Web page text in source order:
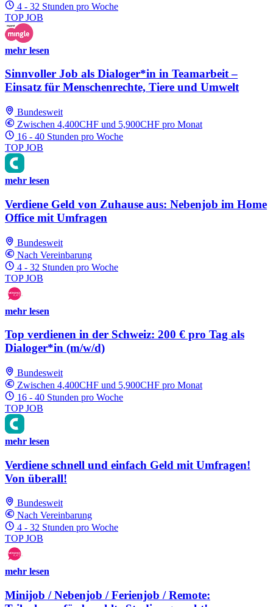
4 - 32 Stunden pro Woche
TOP JOB
mehr lesen
Sinnvoller Job als Dialoger*in in Teamarbeit –
Einsatz für Menschenrechte, Tiere und Umwelt
Bundesweit
Zwischen 4,400CHF und 5,900CHF pro Monat
16 - 40 Stunden pro Woche
TOP JOB
mehr lesen
Verdiene Geld von Zuhause aus: Nebenjob im Home
Office mit Umfragen
Bundesweit
Nach Vereinbarung
4 - 32 Stunden pro Woche
TOP JOB
mehr lesen
Top verdienen in der Schweiz: 200 € pro Tag als
Dialoger*in (m/w/d)
Bundesweit
Zwischen 4,400CHF und 5,900CHF pro Monat
16 - 40 Stunden pro Woche
TOP JOB
mehr lesen
Verdiene schnell und einfach Geld mit Umfragen!
Von überall!
Bundesweit
Nach Vereinbarung
4 - 32 Stunden pro Woche
TOP JOB
mehr lesen
Minijob / Nebenjob / Ferienjob / Remote: